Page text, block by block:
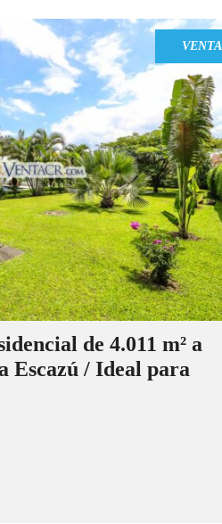
VENTA
de 4.011 m² a
Escazú / Ideal para